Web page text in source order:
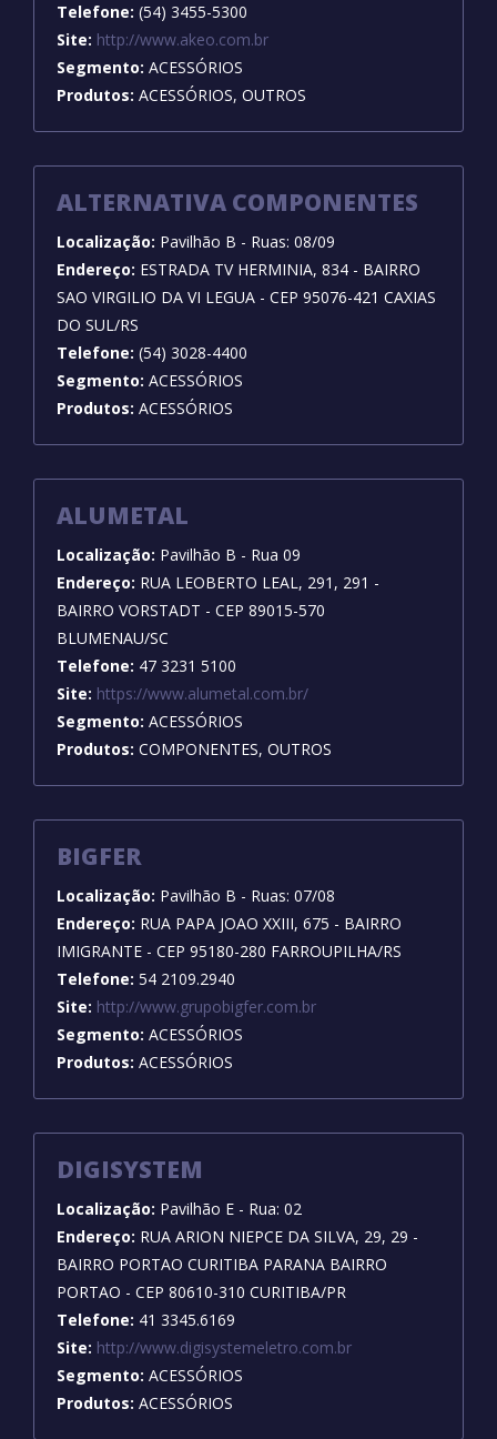
Telefone: (54) 3455-5300
Site: http://www.akeo.com.br
Segmento: ACESSÓRIOS
Produtos: ACESSÓRIOS, OUTROS
ALTERNATIVA COMPONENTES
Localização: Pavilhão B - Ruas: 08/09
Endereço: ESTRADA TV HERMINIA, 834 - BAIRRO
SAO VIRGILIO DA VI LEGUA - CEP 95076-421 CAXIAS
DO SUL/RS
Telefone: (54) 3028-4400
Segmento: ACESSÓRIOS
Produtos: ACESSÓRIOS
ALUMETAL
Localização: Pavilhão B - Rua 09
Endereço: RUA LEOBERTO LEAL, 291, 291 -
BAIRRO VORSTADT - CEP 89015-570
BLUMENAU/SC
Telefone: 47 3231 5100
Site: https://www.alumetal.com.br/
Segmento: ACESSÓRIOS
Produtos: COMPONENTES, OUTROS
BIGFER
Localização: Pavilhão B - Ruas: 07/08
Endereço: RUA PAPA JOAO XXIII, 675 - BAIRRO
IMIGRANTE - CEP 95180-280 FARROUPILHA/RS
Telefone: 54 2109.2940
Site: http://www.grupobigfer.com.br
Segmento: ACESSÓRIOS
Produtos: ACESSÓRIOS
DIGISYSTEM
Localização: Pavilhão E - Rua: 02
Endereço: RUA ARION NIEPCE DA SILVA, 29, 29 -
BAIRRO PORTAO CURITIBA PARANA BAIRRO
PORTAO - CEP 80610-310 CURITIBA/PR
Telefone: 41 3345.6169
Site: http://www.digisystemeletro.com.br
Segmento: ACESSÓRIOS
Produtos: ACESSÓRIOS